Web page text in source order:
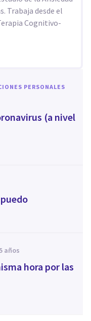
Trabaja desde el
Cognitivo-
PERSONALES
(a nivel
años
hora por las